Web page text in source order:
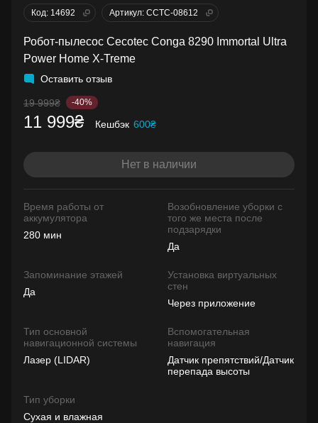
Код: 14692 Артикул: CCTC-08612
Робот-пылесос Cecotec Conga 8290 Immortal Ultra
Power Home X-Treme
Оставить отзыв
19 999₴ -40%
11 999₴ Кешбэк 600₴
Нет в наличии
Время работы от
аккумулятора
280 мин
Возобновление уборки с
того же места после
подзарядки
Да
Запоминание этажей
Да
Установка виртуальных
стен
Через приложение
Тип основной
навигационной системы
Лазер (LIDAR)
Вспомогательная
навигация
Датчик препятствий/Датчик
перепада высоты
Тип уборки
Сухая и влажная